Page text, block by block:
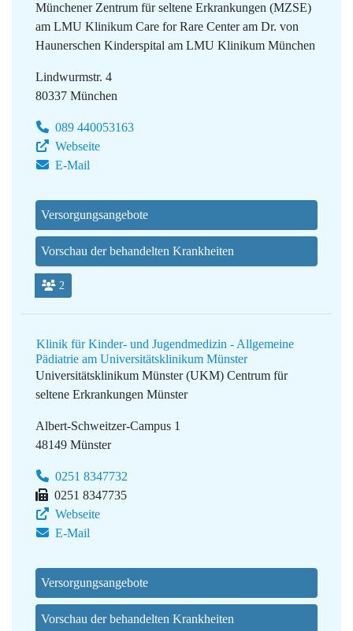
Münchener Zentrum für seltene Erkrankungen (MZSE)
am LMU Klinikum Care for Rare Center am Dr. von
Haunerschen Kinderspital am LMU Klinikum München
Lindwurmstr. 4
80337 München
089 440053163
Webseite
E-Mail
Versorgungsangebote
Vorschau der behandelten Krankheiten
2
Klinik für Kinder- und Jugendmedizin - Allgemeine
Pädiatrie am Universitätsklinikum Münster
Universitätsklinikum Münster (UKM) Centrum für
seltene Erkrankungen Münster
Albert-Schweitzer-Campus 1
48149 Münster
0251 8347732
0251 8347735
Webseite
E-Mail
Versorgungsangebote
Vorschau der behandelten Krankheiten